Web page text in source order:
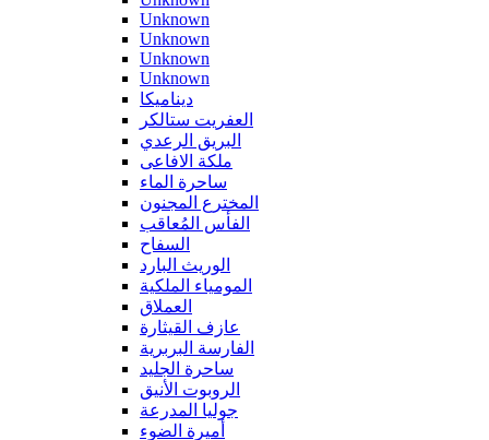
Unknown
Unknown
Unknown
Unknown
ديناميكا
العفريت ستالكر
البريق الرعدي
ملكة الافاعى
ساحرة الماء
المخترع المجنون
الفأس المُعاقب
السفاح
الوريث البارد
المومياء الملكية
العملاق
عازف القيثارة
الفارسة البربرية
ساحرة الجليد
الروبوت الأنيق
جوليا المدرعة
أميرة الضوء